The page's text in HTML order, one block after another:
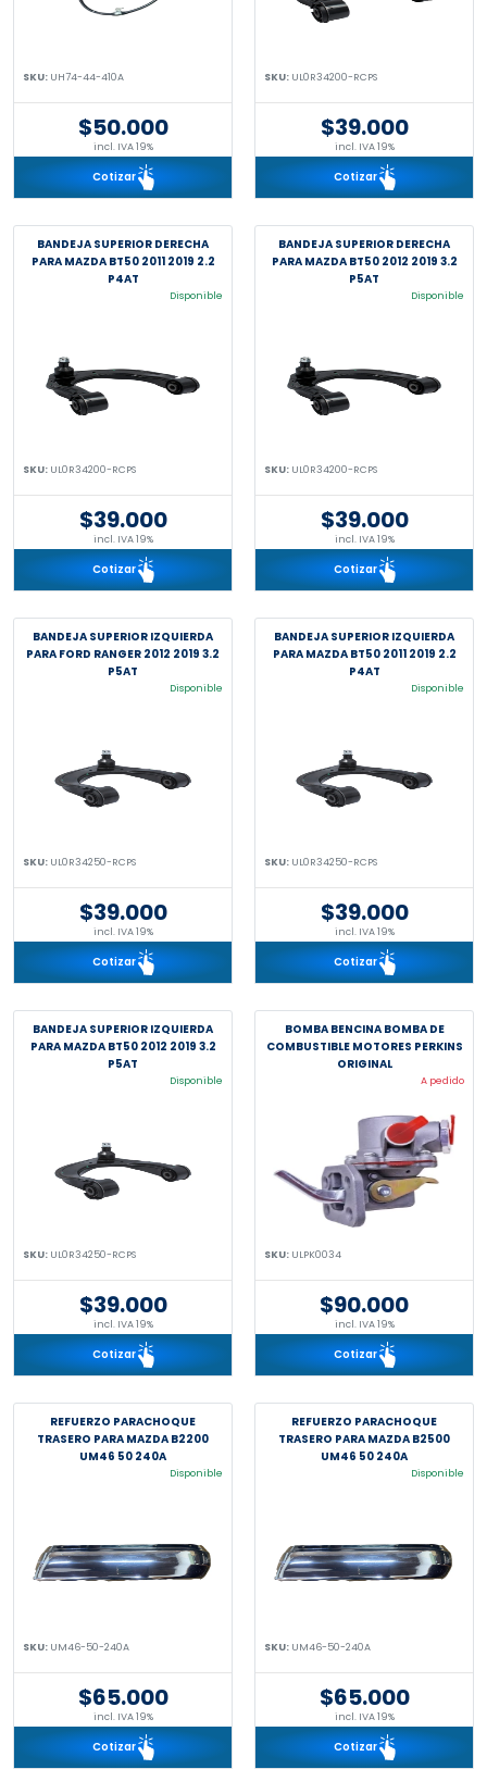
SKU: UH74-44-410A
$50.000
incl. IVA 19%
Cotizar
SKU: UL0R34200-RCPS
$39.000
incl. IVA 19%
Cotizar
BANDEJA SUPERIOR DERECHA
PARA MAZDA BT50 2011 2019 2.2
P4AT
Disponible
SKU: UL0R34200-RCPS
$39.000
incl. IVA 19%
Cotizar
BANDEJA SUPERIOR DERECHA
PARA MAZDA BT50 2012 2019 3.2
P5AT
Disponible
SKU: UL0R34200-RCPS
$39.000
incl. IVA 19%
Cotizar
BANDEJA SUPERIOR IZQUIERDA
PARA FORD RANGER 2012 2019 3.2
P5AT
Disponible
SKU: UL0R34250-RCPS
$39.000
incl. IVA 19%
Cotizar
BANDEJA SUPERIOR IZQUIERDA
PARA MAZDA BT50 2011 2019 2.2
P4AT
Disponible
SKU: UL0R34250-RCPS
$39.000
incl. IVA 19%
Cotizar
BANDEJA SUPERIOR IZQUIERDA
PARA MAZDA BT50 2012 2019 3.2
P5AT
Disponible
SKU: UL0R34250-RCPS
$39.000
incl. IVA 19%
Cotizar
BOMBA BENCINA BOMBA DE
COMBUSTIBLE MOTORES PERKINS
ORIGINAL
A pedido
SKU: ULPK0034
$90.000
incl. IVA 19%
Cotizar
REFUERZO PARACHOQUE
TRASERO PARA MAZDA B2200
UM46 50 240A
Disponible
SKU: UM46-50-240A
$65.000
incl. IVA 19%
Cotizar
REFUERZO PARACHOQUE
TRASERO PARA MAZDA B2500
UM46 50 240A
Disponible
SKU: UM46-50-240A
$65.000
incl. IVA 19%
Cotizar